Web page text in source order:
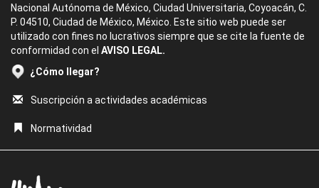
Nacional Autónoma de México, Ciudad Universitaria, Coyoacán, C.
P. 04510, Ciudad de México, México. Este sitio web puede ser
utilizado con fines no lucrativos siempre que se cite la fuente de
conformidad con el AVISO LEGAL.
¿Cómo llegar?
Suscripción a actividades académicas
Normatividad